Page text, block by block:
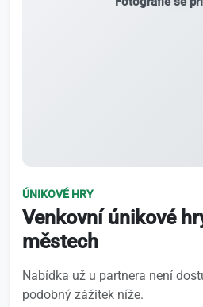
ÚNIKOVÉ HRY
Venkovní únikové
městech
Nabídka už u partnera není
podobný zážitek níže.